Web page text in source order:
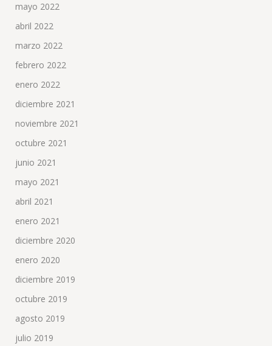
mayo 2022
abril 2022
marzo 2022
febrero 2022
enero 2022
diciembre 2021
noviembre 2021
octubre 2021
junio 2021
mayo 2021
abril 2021
enero 2021
diciembre 2020
enero 2020
diciembre 2019
octubre 2019
agosto 2019
julio 2019